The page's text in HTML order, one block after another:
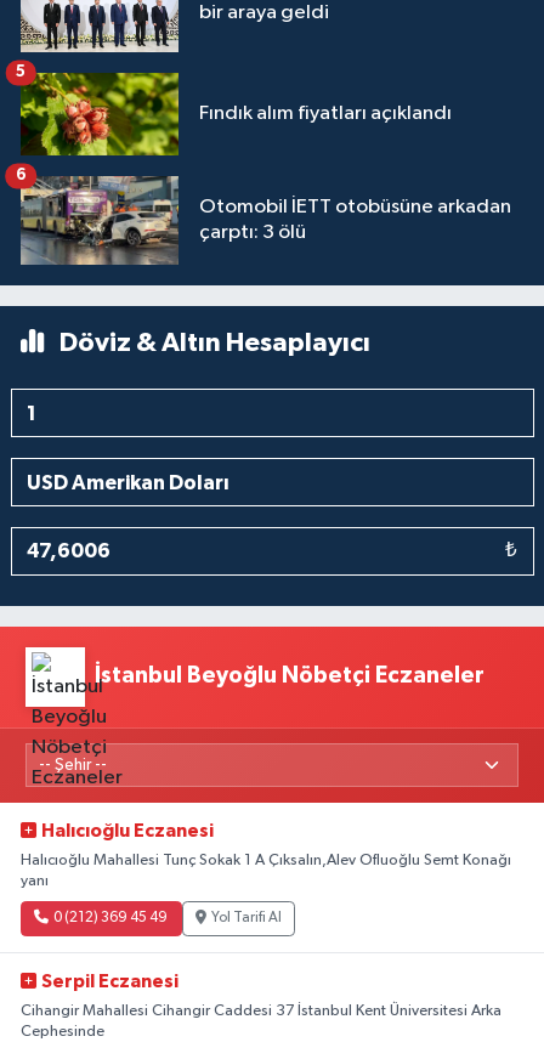
bir araya geldi
Fındık alım fiyatları açıklandı
5
Otomobil İETT otobüsüne arkadan
çarptı: 3 ölü
6
Döviz & Altın Hesaplayıcı
₺
İstanbul Beyoğlu Nöbetçi Eczaneler
Halıcıoğlu Eczanesi
Halıcıoğlu Mahallesi Tunç Sokak 1 A Çıksalın,Alev Ofluoğlu Semt Konağı
yanı
0 (212) 369 45 49 Yol Tarifi Al
Serpil Eczanesi
Cihangir Mahallesi Cihangir Caddesi 37 İstanbul Kent Üniversitesi Arka
Cephesinde